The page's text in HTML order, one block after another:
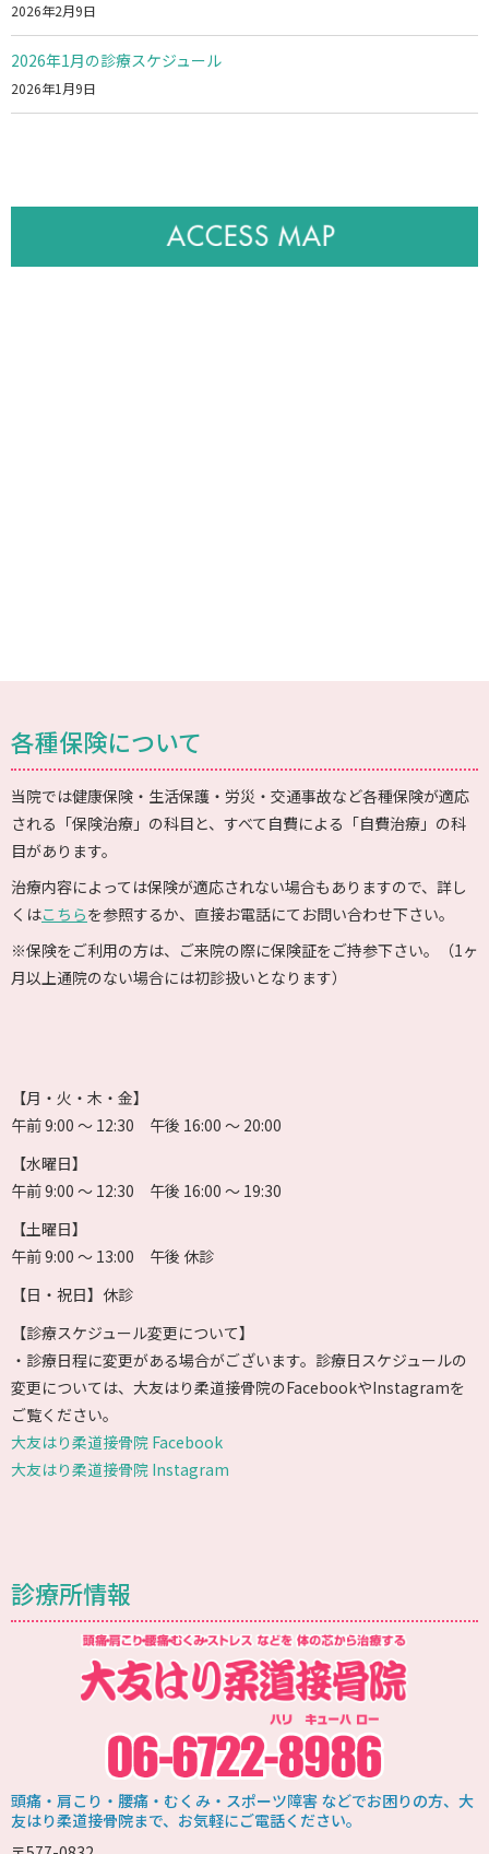
2026年2月9日
2026年1月の診療スケジュール
2026年1月9日
各種保険について
当院では健康保険・生活保護・労災・交通事故など各種保険が適応
される「保険治療」の科目と、すべて自費による「自費治療」の科
目があります。
治療内容によっては保険が適応されない場合もありますので、詳し
くはこちらを参照するか、直接お電話にてお問い合わせ下さい。
※保険をご利用の方は、ご来院の際に保険証をご持参下さい。（1ヶ
月以上通院のない場合には初診扱いとなります）
【月・火・木・金】
午前 9:00 〜 12:30 午後 16:00 〜 20:00
【水曜日】
午前 9:00 〜 12:30 午後 16:00 〜 19:30
【土曜日】
午前 9:00 〜 13:00 午後 休診
【日・祝日】休診
【診療スケジュール変更について】
・診療日程に変更がある場合がございます。診療日スケジュールの
変更については、大友はり柔道接骨院のFacebookやInstagramを
ご覧ください。
大友はり柔道接骨院 Facebook
大友はり柔道接骨院 Instagram
診療所情報
頭痛・肩こり・腰痛・むくみ・スポーツ障害 などでお困りの方、大
友はり柔道接骨院まで、お気軽にご電話ください。